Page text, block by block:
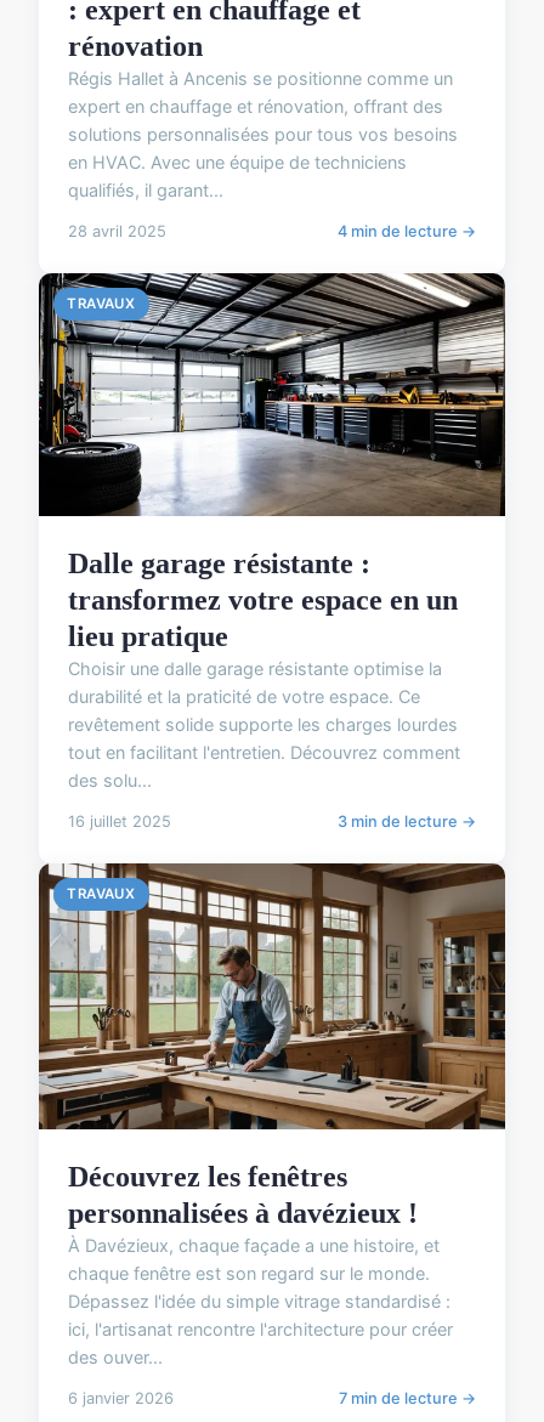
: expert en chauffage et
rénovation
Régis Hallet à Ancenis se positionne comme un
expert en chauffage et rénovation, offrant des
solutions personnalisées pour tous vos besoins
en HVAC. Avec une équipe de techniciens
qualifiés, il garant...
28 avril 2025 4 min de lecture →
TRAVAUX
Dalle garage résistante :
transformez votre espace en un
lieu pratique
Choisir une dalle garage résistante optimise la
durabilité et la praticité de votre espace. Ce
revêtement solide supporte les charges lourdes
tout en facilitant l'entretien. Découvrez comment
des solu...
16 juillet 2025 3 min de lecture →
TRAVAUX
Découvrez les fenêtres
personnalisées à davézieux !
À Davézieux, chaque façade a une histoire, et
chaque fenêtre est son regard sur le monde.
Dépassez l'idée du simple vitrage standardisé :
ici, l'artisanat rencontre l'architecture pour créer
des ouver...
6 janvier 2026 7 min de lecture →